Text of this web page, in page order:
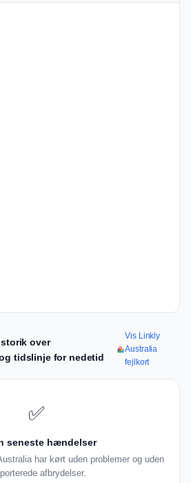
over
tidslinje for nedetid
Vis Linkly
Australia
fejlkort
✅
seneste hændelser
har kørt uden problemer og uden
afbrydelser.